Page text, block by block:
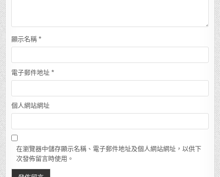
顯示名稱 *
電子郵件地址 *
個人網站網址
在瀏覽器中儲存顯示名稱、電子郵件地址及個人網站網址，以供下
次發佈留言時使用。